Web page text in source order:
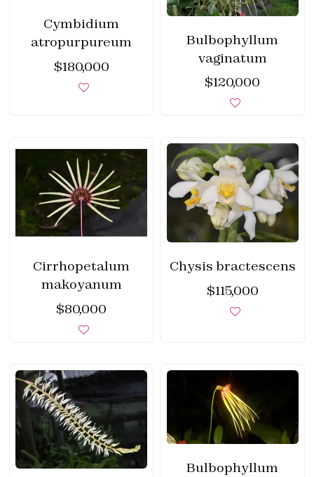
Cymbidium
atropurpureum
$180,000
Bulbophyllum
vaginatum
$120,000
Cirrhopetalum
makoyanum
$80,000
Chysis bractescens
$115,000
Bulbophyllum